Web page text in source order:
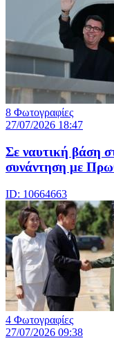
8 Φωτογραφίες
27/07/2026 18:47
Σε ναυτική βάση
συνάντηση με
ID: 10664663
4 Φωτογραφίες
27/07/2026 09:38